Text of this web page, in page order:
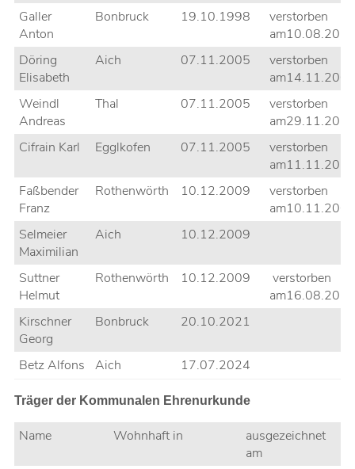
Galler
Anton
Bonbruck 19.10.1998
verstorben
am10.08.2017
Döring
Elisabeth
Aich 07.11.2005
verstorben
am14.11.2006
Weindl
Andreas
Thal 07.11.2005
verstorben
am29.11.2024
Cifrain Karl
Egglkofen 07.11.2005
verstorben
am11.11.2010
Faßbender
Franz
Rothenwörth 10.12.2009
verstorben
am10.11.2009
Selmeier
Maximilian
Aich 10.12.2009
Suttner
Helmut
Rothenwörth 10.12.2009
verstorben
am16.08.2025
Kirschner
Georg
Bonbruck 20.10.2021
Betz Alfons Aich 17.07.2024
Träger der Kommunalen Ehrenurkunde
Name Wohnhaft in
ausgezeichnet
am